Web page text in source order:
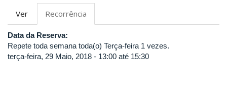
Abas
primárias
Ver Recorrência
ativa)
Data da Reserva:
Repete toda semana toda(o) Terça-feira 1 vezes.
terça-feira, 29 Maio, 2018 - 13:00 até 15:30